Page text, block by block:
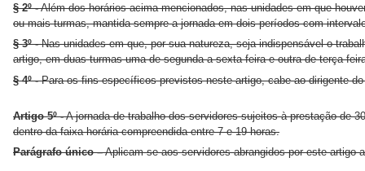
§ 2º -Além dos horários acima mencionados, nas unidades em que
ou mais turmas, mantida sempre a jornada em dois períodos com
§ 3º -Nas unidades em que, por sua natureza, seja indispensável o
artigo, em duas turmas uma de segunda a sexta-feira e outra de terça-
§ 4º -Para os fins específicos previstos neste artigo, cabe ao dirigente
Artigo 5º -A jornada de trabalho dos servidores sujeitos à prestação de
dentro da faixa horária compreendida entre 7 e 19 horas.
Parágrafo único –Aplicam-se aos servidores abrangidos por este artigo